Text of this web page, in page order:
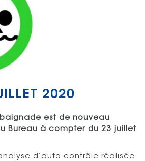
2020
est de nouveau
Bureau à compter du 23 juillet
d’auto-contrôle réalisée